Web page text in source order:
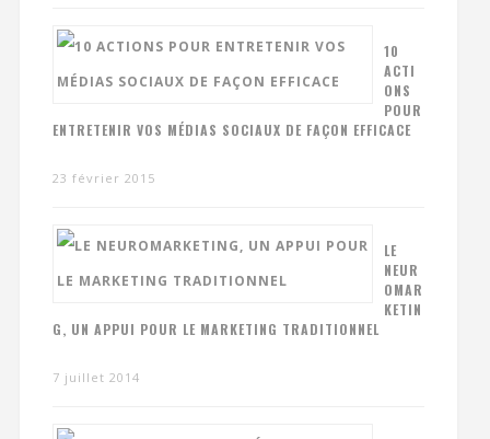
10
ACTI
ONS
POUR
ENTRETENIR VOS MÉDIAS SOCIAUX DE FAÇON EFFICACE
23 février 2015
LE
NEUR
OMAR
KETIN
G, UN APPUI POUR LE MARKETING TRADITIONNEL
7 juillet 2014